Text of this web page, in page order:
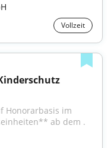
Vollzeit
Honorarbasis im
ab dem .